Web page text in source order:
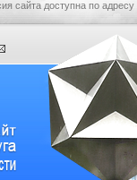
сайта доступна по адресу